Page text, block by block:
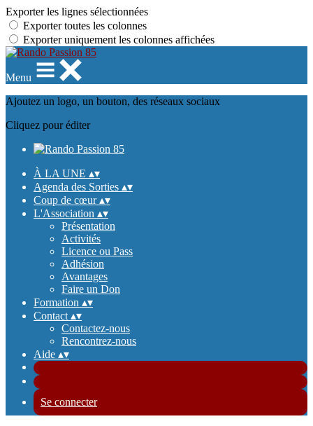
Exporter les lignes sélectionnées
Exporter toutes les colonnes
Exporter uniquement les colonnes affichées
Menu
Ajoutez un logo, un bouton, des réseaux sociaux
Cliquez pour éditer
À LA UNE ▴▾
Agenda des Sorties ▴▾
Coup de cœur▴▾
L'Association ▴▾
Présentation
Activités
Licence ou Pass
Adhésion
Avantages
Faire un Don
Formation ▴▾
Contact ▴▾
Contactez-nous
Rencontrez-nous
Aide ▴▾
Se connecter